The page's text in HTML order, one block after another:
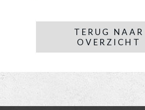
TERUG NAAR
OVERZICHT